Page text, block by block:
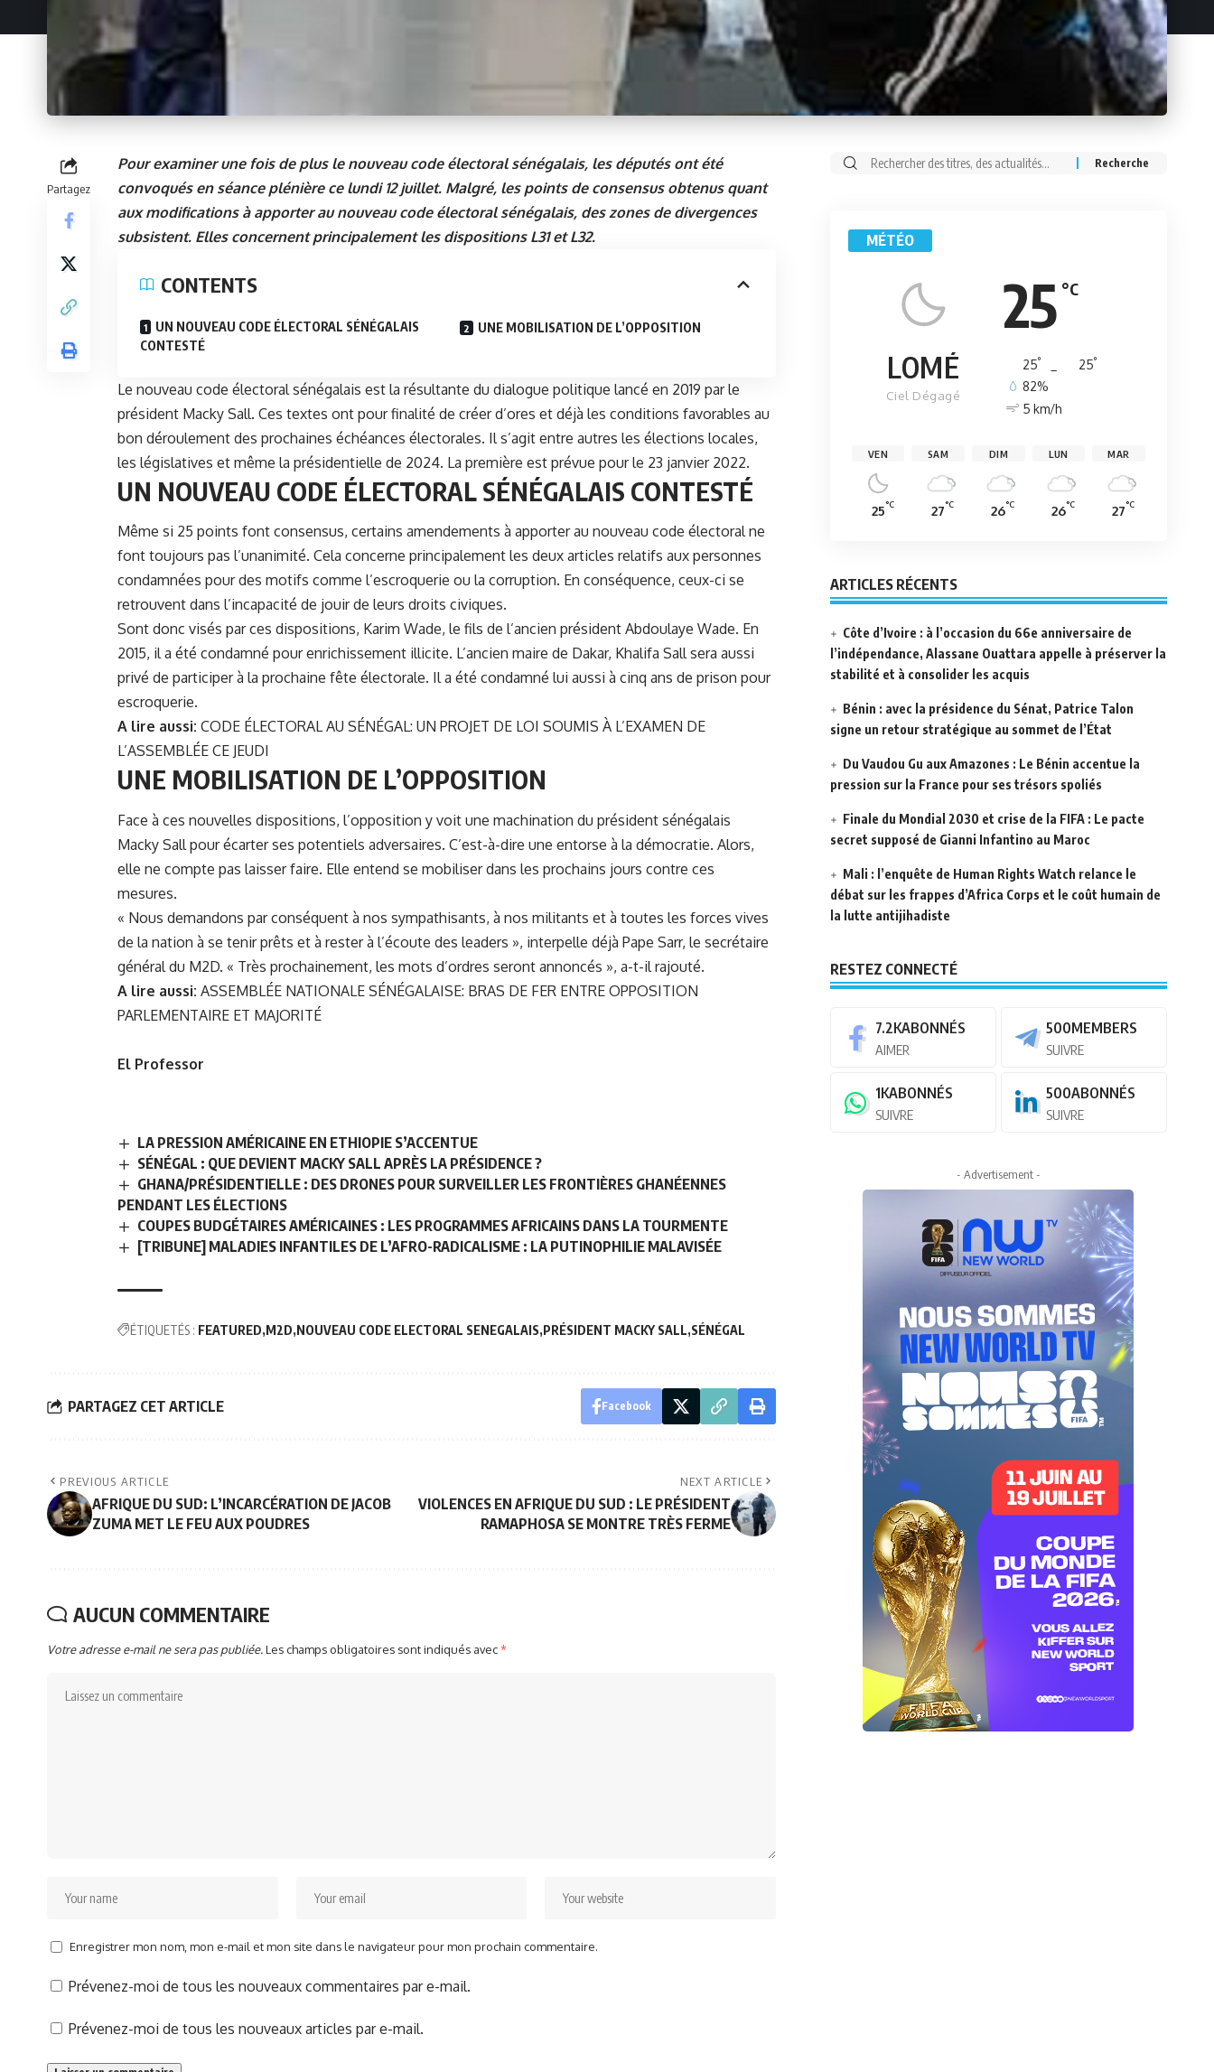
Partagez
Pour examiner une fois de plus le nouveau code électoral sénégalais, les députés ont été
convoqués en séance plénière ce lundi 12 juillet. Malgré, les points de consensus obtenus quant
aux modifications à apporter au nouveau code électoral sénégalais, des zones de divergences
subsistent. Elles concernent principalement les dispositions L31 et L32.
CONTENTS
UN NOUVEAU CODE ÉLECTORAL SÉNÉGALAIS
CONTESTÉ
UNE MOBILISATION DE L’OPPOSITION
Le nouveau code électoral sénégalais est la résultante du dialogue politique lancé en 2019 par le
président Macky Sall. Ces textes ont pour finalité de créer d’ores et déjà les conditions favorables au
bon déroulement des prochaines échéances électorales. Il s’agit entre autres les élections locales,
les législatives et même la présidentielle de 2024. La première est prévue pour le 23 janvier 2022.
UN NOUVEAU CODE ÉLECTORAL SÉNÉGALAIS CONTESTÉ
Même si 25 points font consensus, certains amendements à apporter au nouveau code électoral ne
font toujours pas l’unanimité. Cela concerne principalement les deux articles relatifs aux personnes
condamnées pour des motifs comme l’escroquerie ou la corruption. En conséquence, ceux-ci se
retrouvent dans l’incapacité de jouir de leurs droits civiques.
Sont donc visés par ces dispositions, Karim Wade, le fils de l’ancien président Abdoulaye Wade. En
2015, il a été condamné pour enrichissement illicite. L’ancien maire de Dakar, Khalifa Sall sera aussi
privé de participer à la prochaine fête électorale. Il a été condamné lui aussi à cinq ans de prison pour
escroquerie.
A lire aussi: CODE ÉLECTORAL AU SÉNÉGAL: UN PROJET DE LOI SOUMIS À L’EXAMEN DE
L’ASSEMBLÉE CE JEUDI
UNE MOBILISATION DE L’OPPOSITION
Face à ces nouvelles dispositions, l’opposition y voit une machination du président sénégalais
Macky Sall pour écarter ses potentiels adversaires. C’est-à-dire une entorse à la démocratie. Alors,
elle ne compte pas laisser faire. Elle entend se mobiliser dans les prochains jours contre ces
mesures.
« Nous demandons par conséquent à nos sympathisants, à nos militants et à toutes les forces vives
de la nation à se tenir prêts et à rester à l’écoute des leaders », interpelle déjà Pape Sarr, le secrétaire
général du M2D. « Très prochainement, les mots d’ordres seront annoncés », a-t-il rajouté.
A lire aussi: ASSEMBLÉE NATIONALE SÉNÉGALAISE: BRAS DE FER ENTRE OPPOSITION
PARLEMENTAIRE ET MAJORITÉ
El Professor
LA PRESSION AMÉRICAINE EN ETHIOPIE S’ACCENTUE
SÉNÉGAL : QUE DEVIENT MACKY SALL APRÈS LA PRÉSIDENCE ?
GHANA/PRÉSIDENTIELLE : DES DRONES POUR SURVEILLER LES FRONTIÈRES GHANÉENNES
PENDANT LES ÉLECTIONS
COUPES BUDGÉTAIRES AMÉRICAINES : LES PROGRAMMES AFRICAINS DANS LA TOURMENTE
[TRIBUNE] MALADIES INFANTILES DE L’AFRO-RADICALISME : LA PUTINOPHILIE MALAVISÉE
ÉTIQUETÉS : FEATURED M2D NOUVEAU CODE ELECTORAL SENEGALAIS PRÉSIDENT MACKY SALL SÉNÉGAL
PARTAGEZ CET ARTICLE Facebook
PREVIOUS ARTICLE
AFRIQUE DU SUD: L’INCARCÉRATION DE JACOB
ZUMA MET LE FEU AUX POUDRES
NEXT ARTICLE
VIOLENCES EN AFRIQUE DU SUD : LE PRÉSIDENT
RAMAPHOSA SE MONTRE TRÈS FERME
AUCUN COMMENTAIRE
Votre adresse e-mail ne sera pas publiée.Les champs obligatoires sont indiqués avec*
Enregistrer mon nom, mon e-mail et mon site dans le navigateur pour mon prochain commentaire.
Prévenez-moi de tous les nouveaux commentaires par e-mail.
Prévenez-moi de tous les nouveaux articles par e-mail.
Rechercher:
MÉTÉO
25 °C
LOMÉ
Ciel Dégagé
25° 25°
82%
5 km/h
VEN
25°C
SAM
27°C
DIM
26°C
LUN
26°C
MAR
27°C
ARTICLES RÉCENTS
Côte d’Ivoire : à l’occasion du 66e anniversaire de
l’indépendance, Alassane Ouattara appelle à préserver la
stabilité et à consolider les acquis
Bénin : avec la présidence du Sénat, Patrice Talon
signe un retour stratégique au sommet de l’État
Du Vaudou Gu aux Amazones : Le Bénin accentue la
pression sur la France pour ses trésors spoliés
Finale du Mondial 2030 et crise de la FIFA : Le pacte
secret supposé de Gianni Infantino au Maroc
Mali : l’enquête de Human Rights Watch relance le
débat sur les frappes d’Africa Corps et le coût humain de
la lutte antijihadiste
RESTEZ CONNECTÉ
7.2KABONNÉS
AIMER
500MEMBERS
SUIVRE
1KABONNÉS
SUIVRE
500ABONNÉS
SUIVRE
- Advertisement -